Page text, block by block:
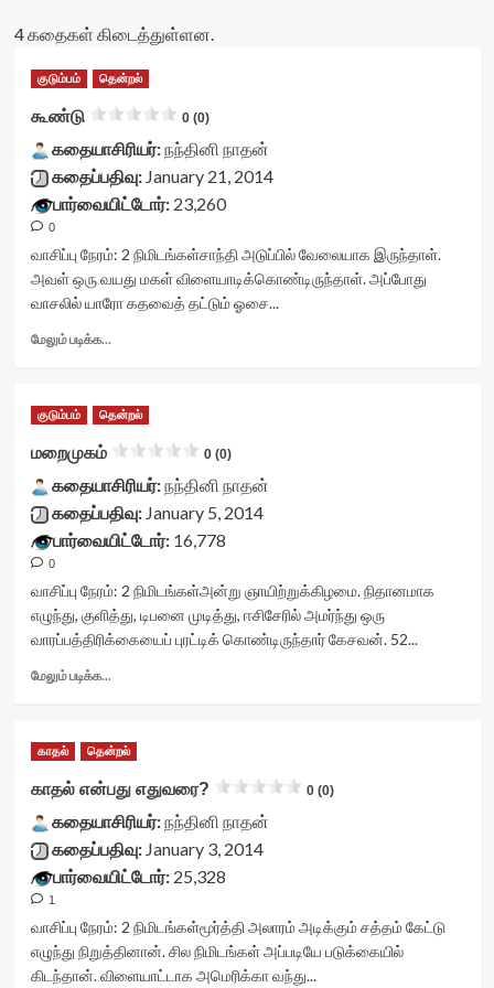
4 கதைகள் கிடைத்துள்ளன.
குடும்பம் தென்றல்
கூண்டு 0 (0)
கதையாசிரியர்:நந்தினி நாதன்
கதைப்பதிவு:January 21, 2014
பார்வையிட்டோர்:23,260
0
வாசிப்பு நேரம்: 2 நிமிடங்கள்சாந்தி அடுப்பில் வேலையாக இருந்தாள்.
அவள் ஒரு வயது மகள் விளையாடிக்கொண்டிருந்தாள். அப்போது
வாசலில் யாரோ கதவைத் தட்டும் ஓசை...
மேலும் படிக்க...
class="yasr-
vv-
stars-
title-
container">
<div
class='yasr-
title
yasr-
rater-
stars'
rater-
data-
rating='0'
data-
rater-
starsize='16'
rater-
postid='17654'
data-
குடும்பம் தென்றல்
மறைமுகம் 0 (0)
கதையாசிரியர்:நந்தினி நாதன்
கதைப்பதிவு:January 5, 2014
பார்வையிட்டோர்:16,778
0
வாசிப்பு நேரம்: 2 நிமிடங்கள்அன்று ஞாயிற்றுக்கிழமை. நிதானமாக
எழுந்து, குளித்து, டிபனை முடித்து, ஈசிசேரில் அமர்ந்து ஒரு
வாரப்பத்திரிக்கையைப் புரட்டிக் கொண்டிருந்தார் கேசவன். 52...
மேலும் படிக்க...
class="yasr-
stars-
title-
container">
<div
class='yasr-
title
yasr-
rater-
காதல் தென்றல்
காதல் என்பது எதுவரை? 0 (0)
கதையாசிரியர்:நந்தினி நாதன்
கதைப்பதிவு:January 3, 2014
பார்வையிட்டோர்:25,328
1
வாசிப்பு நேரம்: 2 நிமிடங்கள்மூர்த்தி அலாரம் அடிக்கும் சத்தம் கேட்டு
எழுந்து நிறுத்தினான். சில நிமிடங்கள் அப்படியே படுக்கையில்
கிடந்தான். விளையாட்டாக அமெரிக்கா வந்து...